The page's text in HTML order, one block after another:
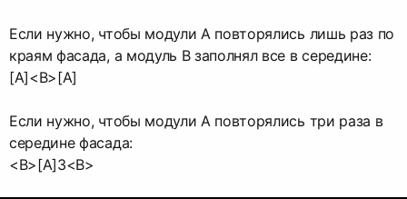
Если нужно, чтобы модули A повторялись лишь раз по
краям фасада, а модуль B заполнял все в середине:
[A]<В>[A]
Если нужно, чтобы модули A повторялись три раза в
середине фасада:
<В>[A]3<В>